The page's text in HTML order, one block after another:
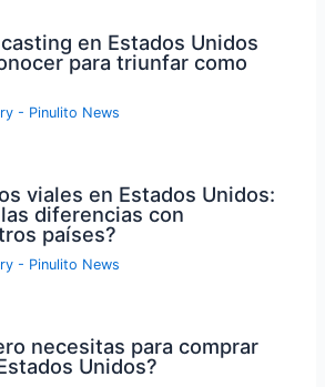
en Estados Unidos
para triunfar como
- Pinulito News
viales en Estados Unidos:
diferencias con
países?
- Pinulito News
necesitas para comprar
Unidos?